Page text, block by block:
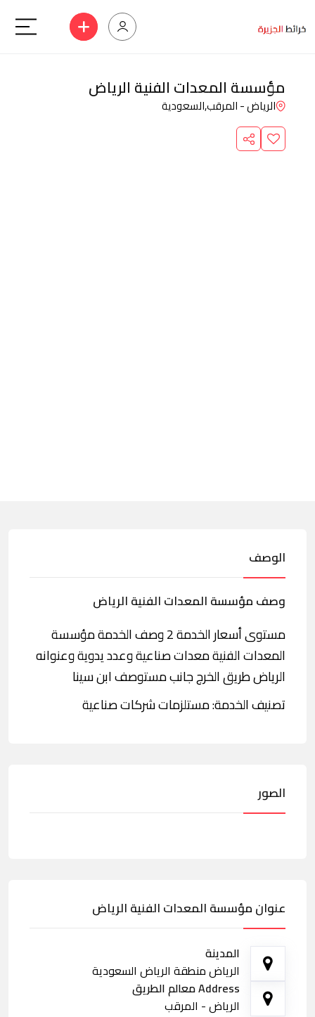
مؤسسة المعدات الفنية الرياض
الرياض - المرقب,السعودية
الوصف
وصف مؤسسة المعدات الفنية الرياض
مستوى أسعار الخدمة 2 وصف الخدمة مؤسسة
المعدات الفنية معدات صناعية وعدد يدوية وعنوانه
الرياض طريق الخرج جانب مستوصف ابن سينا
تصنيف الخدمة: مستلزمات شركات صناعية
الصور
عنوان مؤسسة المعدات الفنية الرياض
المدينة
الرياض منطقة الرياض السعودية
Address معالم الطريق
الرياض - المرقب